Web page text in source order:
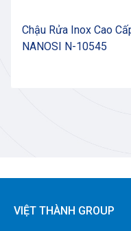
Chậu Rửa Inox Cao
NANOSI N-10545
VIỆT THÀNH GROUP